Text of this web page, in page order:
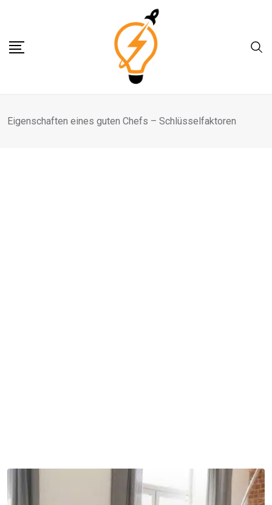
content
Eigenschaften eines guten Chefs – Schlüsselfaktoren